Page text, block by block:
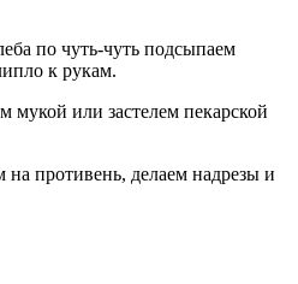
по чуть-чуть подсыпаем
к рукам.
мукой или застелем пекарской
на противень, делаем надрезы и